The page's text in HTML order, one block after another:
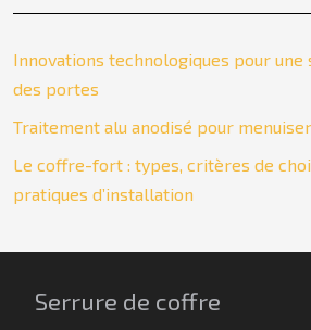
Innovations technologiques pour
des portes
Traitement alu anodisé pour
Le coffre-fort : types, critères de
pratiques d’installation
Serrure de coffre